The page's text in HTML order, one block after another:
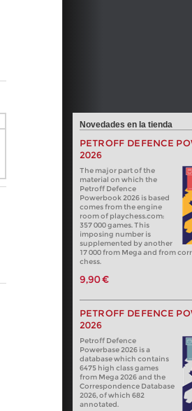
Novedades en la tienda
PETROFF DEFENCE
2026
The major part of the
material on which the
Petroff Defence
Powerbook 2026 is based
comes from the engine
room of playchess.com:
357 000 games. This
imposing number is
supplemented by another
17 000 from Mega and from
chess.
9,90 €
PETROFF DEFENCE
2026
Petroff Defence
Powerbase 2026 is a
database which contains
6475 high class games
from Mega 2026 and the
Correspondence Database
2026, of which 682
annotated.